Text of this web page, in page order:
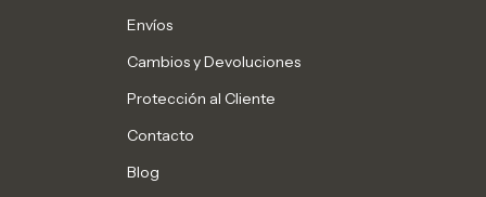
Envíos
Cambios y Devoluciones
Protección al Cliente
Contacto
Blog